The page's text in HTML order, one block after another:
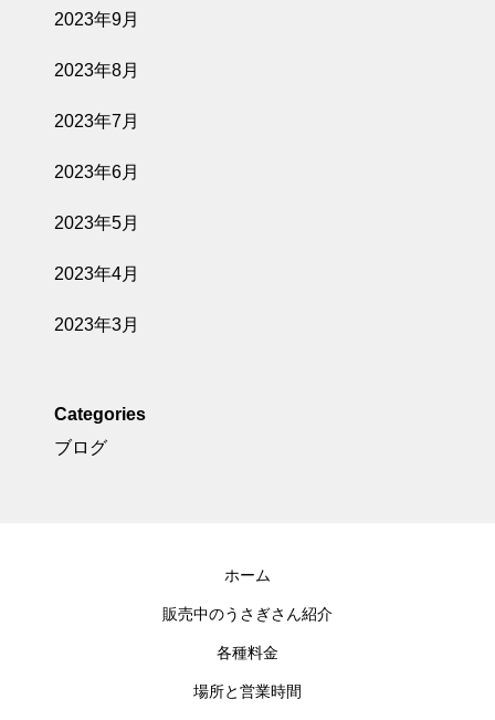
2023年9月
2023年8月
2023年7月
2023年6月
2023年5月
2023年4月
2023年3月
Categories
ブログ
ホーム
販売中のうさぎさん紹介
各種料金
場所と営業時間